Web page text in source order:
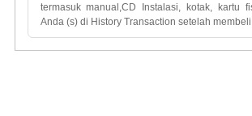
termasuk manual ,CD Instalasi, kotak, kartu
Anda (s) di History Transaction setelah